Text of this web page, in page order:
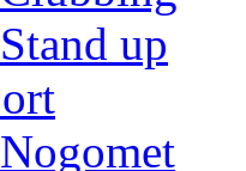
Stand up
Nogomet